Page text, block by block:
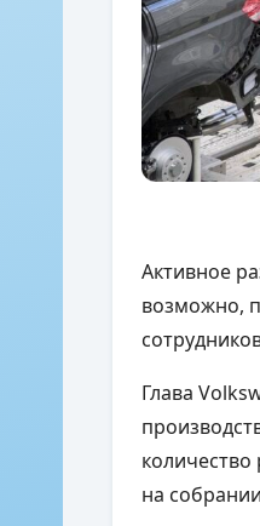
Активное
возможно,
Глава
на